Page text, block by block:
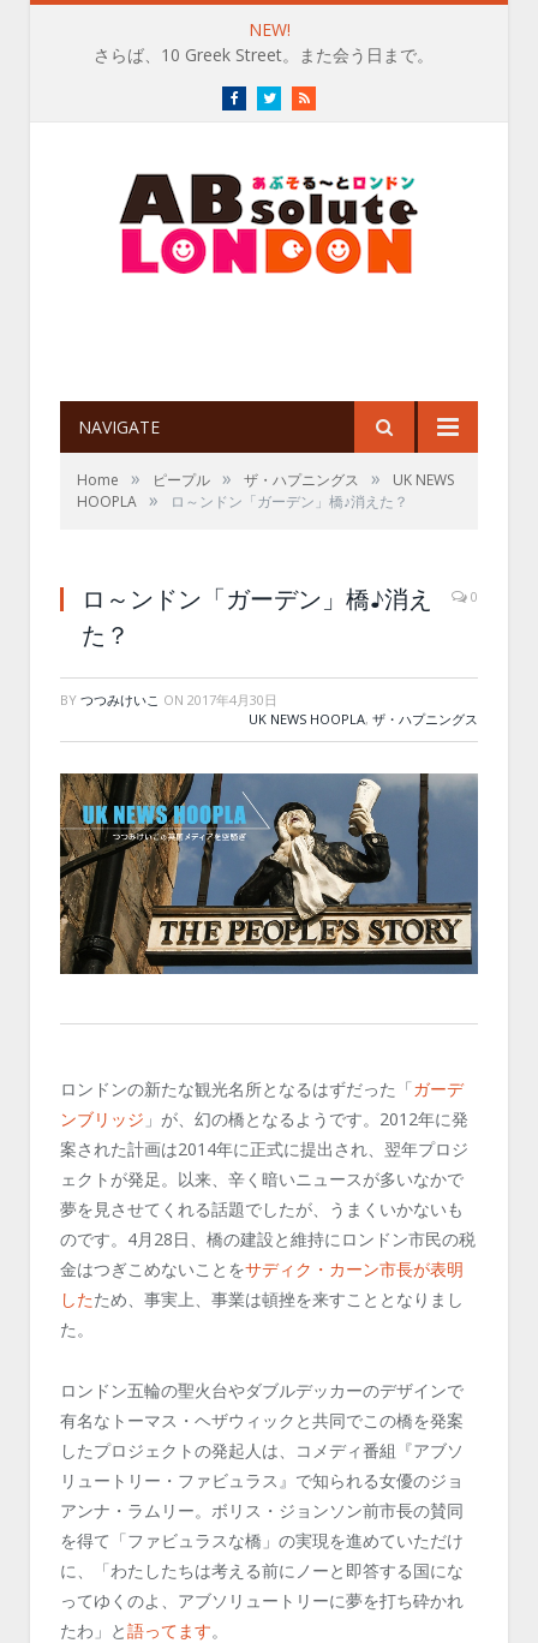
NEW!
さらば、10 Greek Street。また会う日まで。
FacebookTwitterRSS
NAVIGATE
Home » ピープル » ザ・ハプニングス »
UK NEWS
HOOPLA » ロ～ンドン「ガーデン」橋♪消えた？
ロ～ンドン「ガーデン」橋♪消え
た？
0
BY つつみけいこ ON 2017年4月30日
UK NEWS HOOPLA, ザ・ハプニングス
ロンドンの新たな観光名所となるはずだった「ガーデ
ンブリッジ 」が、幻の橋となるようです。2012年に発
案された計画は2014年に正式に提出され、翌年プロジ
ェクトが発足。以来、辛く暗いニュースが多いなかで
夢を見させてくれる話題でしたが、うまくいかないも
のです。4月28日、橋の建設と維持にロンドン市民の税
金はつぎこめないことをサディク・カーン市長が表明
したため、事実上、事業は頓挫を来すこととなりまし
た。
ロンドン五輪の聖火台やダブルデッカーのデザインで
有名なトーマス・ヘザウィックと共同でこの橋を発案
したプロジェクトの発起人は、コメディ番組『アブソ
リュートリー・ファビュラス』で知られる女優のジョ
アンナ・ラムリー。ボリス・ジョンソン前市長の賛同
を得て「ファビュラスな橋」の実現を進めていただけ
に、「わたしたちは考える前にノーと即答する国にな
ってゆくのよ、アブソリュートリーに夢を打ち砕かれ
たわ」と語ってます。